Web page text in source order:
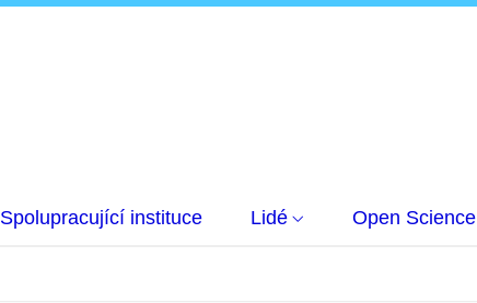
Spolupracující instituce Lidé Open Science